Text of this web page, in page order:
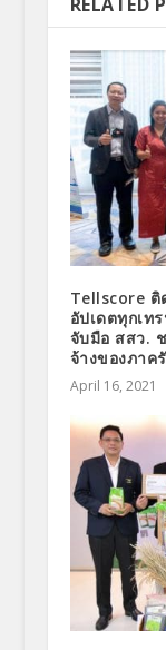
Tellscore ติ
อัปเดตทุกเท
จับมือ สสว.
จ้างของภาค
April 16, 2021